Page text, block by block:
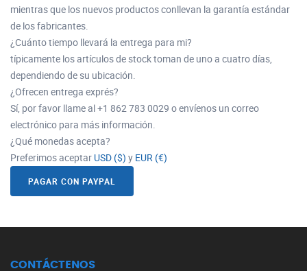
mientras que los nuevos productos conllevan la garantía estándar
de los fabricantes.
¿Cuánto tiempo llevará la entrega para mi?
típicamente los artículos de stock toman de uno a cuatro días,
dependiendo de su ubicación.
¿Ofrecen entrega exprés?
Sí, por favor llame al +1 862 783 0029 o envíenos un correo
electrónico para más información.
¿Qué monedas acepta?
Preferimos aceptar USD ($) y EUR (€)
PAGAR CON PAYPAL
CONTÁCTENOS